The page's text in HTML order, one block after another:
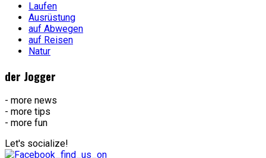
Laufen
Ausrüstung
auf Abwegen
auf Reisen
Natur
der Jogger
- more news
- more tips
- more fun
Let's socialize!